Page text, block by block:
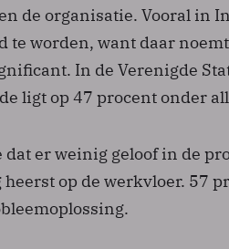
de organisatie. Vooral in
te worden, want daar
In de Verenigde
ligt op 47 procent onder
er weinig geloof in de
op de werkvloer. 57